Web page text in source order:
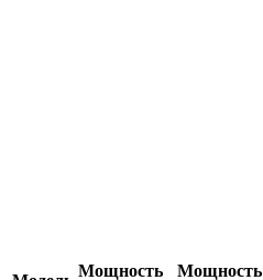
Мощность
Мощность